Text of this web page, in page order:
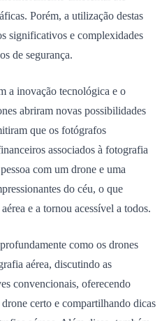
Porém, a utilização destas
significativos e complexidades
de segurança.
a inovação tecnológica e o
abriram novas possibilidades
que os fotógrafos
associados à fotografia
com um drone e uma
do céu, o que
e a tornou acessível a todos.
como os drones
aérea, discutindo as
convencionais, oferecendo
certo e compartilhando dicas